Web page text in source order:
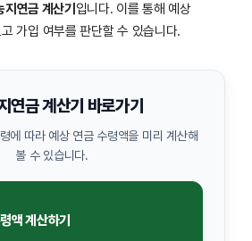
지연금 계산기 입니다. 이를 통해 예상
가입 여부를 판단할 수 있습니다.
연금 계산기 바로가기
에 따라 예상 연금 수령액을 미리 계산해
볼 수 있습니다.
액 계산하기